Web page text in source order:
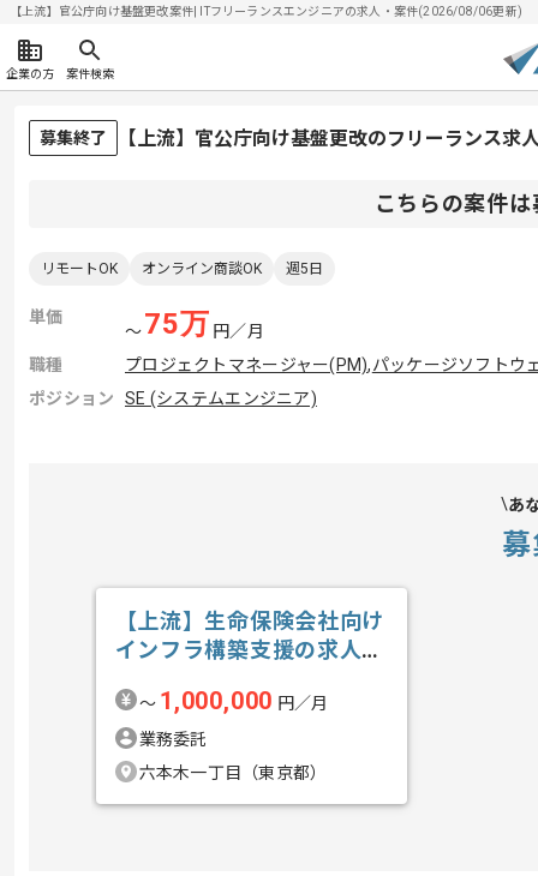
【上流】官公庁向け基盤更改案件| ITフリーランスエンジニアの求人・案件(2026/08/06更新)
企業の方 案件検索
募集終了 【上流】官公庁向け基盤更改のフリーランス求
こちらの案件
リモートOK オンライン商談OK 週5日
単価
〜75万 円／月
職種
プロジェクトマネージャー(PM),パッケージソフトウ
ポジション
SE (システムエンジニア)
あ
【上流】生命保険会社向け
インフラ構築支援の求人・
〜 1,000,000 円／月
業務委託
六本木一丁目（東京都）